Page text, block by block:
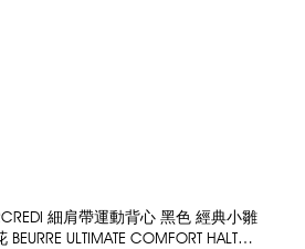
細肩帶運動背心 黑色 經典小雛
ULTIMATE COMFORT HALTER